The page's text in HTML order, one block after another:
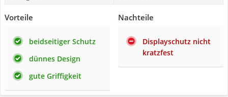
Vorteile
beidseitiger Schutz
dünnes Design
gute Griffigkeit
Nachteile
Displayschutz nicht
kratzfest